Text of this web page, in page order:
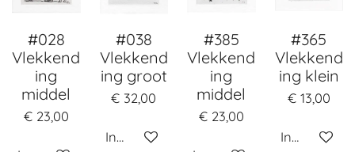
#028
Vlekkend
ing
middel
€ 23,00
#038
Vlekkend
ing groot
€ 32,00
In winkelwagen
#385
Vlekkend
ing
middel
€ 23,00
#365
Vlekkend
ing klein
€ 13,00
In